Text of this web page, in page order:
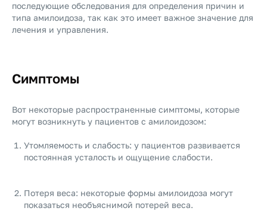
последующие обследования для определения причин и
типа амилоидоза, так как это имеет важное значение для
лечения и управления.
Симптомы
Вот некоторые распространенные симптомы, которые
могут возникнуть у пациентов с амилоидозом:
Утомляемость и слабость: у пациентов развивается
постоянная усталость и ощущение слабости.
Потеря веса: некоторые формы амилоидоза могут
показаться необъяснимой потерей веса.